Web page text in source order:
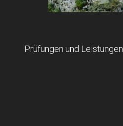
Prüfungen und Leistungen